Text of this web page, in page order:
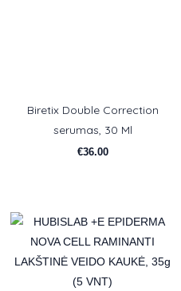
Biretix Double Correction
serumas, 30 Ml
€36.00